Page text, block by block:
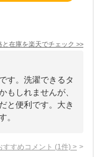
と在庫を楽天でチェック >>
す。洗濯できるタ
もしれませんが、
と便利です。大き
。
すすめコメント (1 件) >